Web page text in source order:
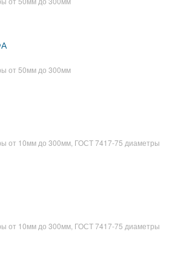
от 50мм до 300мм
от 10мм до 300мм, ГОСТ 7417-75 диаметры
от 10мм до 300мм, ГОСТ 7417-75 диаметры